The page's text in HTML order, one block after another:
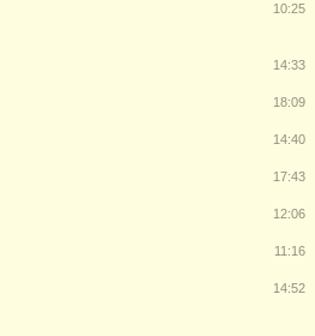
10:25
14:33
18:09
14:40
17:43
12:06
11:16
14:52